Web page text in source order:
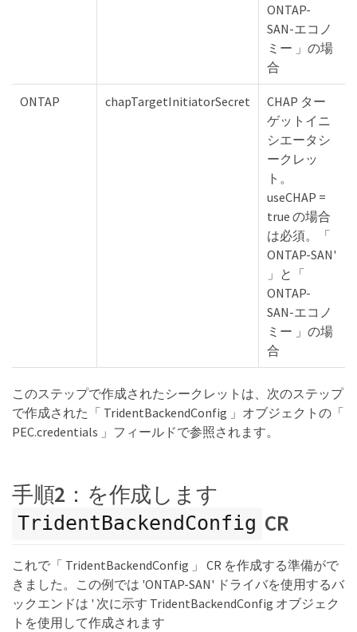
ONTAP-
SAN-エコノ
ミー 」の場
合
ONTAP chapTargetInitiatorSecret
CHAP ター
ゲットイニ
シエータシ
ークレッ
ト。
useCHAP =
true の場合
は必須。「
ONTAP-SAN'
」と「
ONTAP-
SAN-エコノ
ミー 」の場
合
このステップで作成されたシークレットは、次のステップ
で作成された「 TridentBackendConfig 」オブジェクトの「
PEC.credentials 」フィールドで参照されます。
手順2：を作成します
TridentBackendConfig CR
これで「 TridentBackendConfig 」 CR を作成する準備がで
きました。この例では 'ONTAP-SAN' ドライバを使用するバ
ックエンドは ' 次に示す TridentBackendConfig オブジェク
トを使用して作成されます